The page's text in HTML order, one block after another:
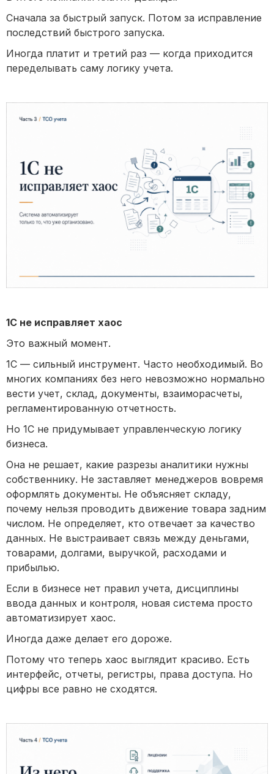
Сначала за быстрый запуск. Потом за исправление
последствий быстрого запуска.
Иногда платит и третий раз — когда приходится
переделывать саму логику учета.
1С не исправляет хаос
Это важный момент.
1С — сильный инструмент. Часто необходимый. Во
многих компаниях без него невозможно нормально
вести учет, склад, документы, взаиморасчеты,
регламентированную отчетность.
Но 1С не придумывает управленческую логику
бизнеса.
Она не решает, какие разрезы аналитики нужны
собственнику. Не заставляет менеджеров вовремя
оформлять документы. Не объясняет складу,
почему нельзя проводить движение товара задним
числом. Не определяет, кто отвечает за качество
данных. Не выстраивает связь между деньгами,
товарами, долгами, выручкой, расходами и
прибылью.
Если в бизнесе нет правил учета, дисциплины
ввода данных и контроля, новая система просто
автоматизирует хаос.
Иногда даже делает его дороже.
Потому что теперь хаос выглядит красиво. Есть
интерфейс, отчеты, регистры, права доступа. Но
цифры все равно не сходятся.